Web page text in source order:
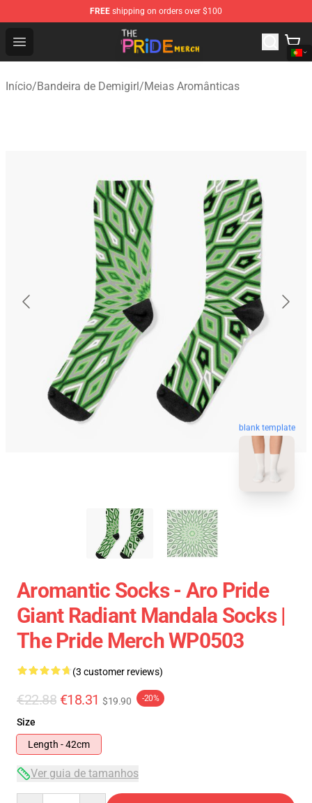
FREE shipping on orders over $100
Open menu
The Pride Shop - Official The Pride Merchandise Store
Início/Bandeira de Demigirl/Meias Aromânticas
blank template
Aromantic Socks - Aro Pride
Giant Radiant Mandala Socks |
The Pride Merch WP0503
(3 customer reviews)
€22.88 €18.31 $19.90 -20%
Size
Length - 42cm
Ver guia de tamanhos